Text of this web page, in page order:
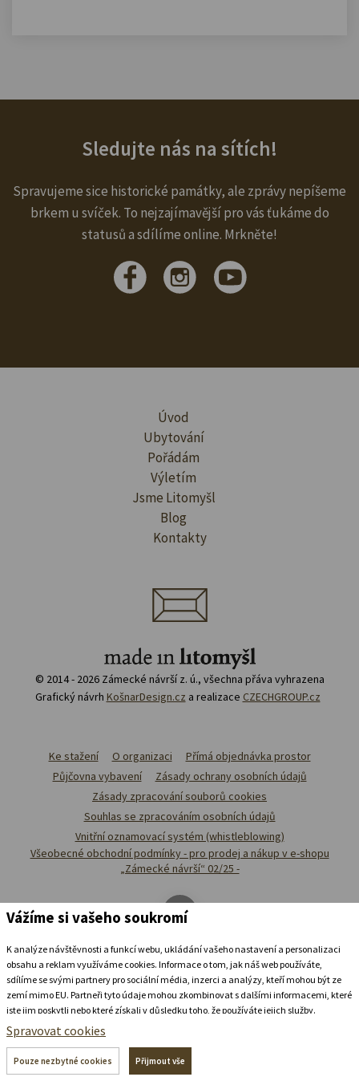
Ubytovat se v
+420 739 337 992
Sledujte nás na sítích!
Spravujeme sice historické památky, ale zprávy nepíšeme
brkem u svíček. To nejzajímavější pro vás ťukáme do
statusů a sdílíme online. Mrkněte!
Úvod
Ubytování
Pořádám
Výletím
Jsme Litomyšl
Blog
Kontakty
© 2014 - 2026 Zámecké návrší z. ú., všechna přáva vyhrazena
Grafický návrh KošnarDesign.cz a realizace CZECHGROUP.cz
Ke stažení O organizaci
Přímá objednávka prostor
Půjčovna vybavení
Zásady ochrany osobních údajů
Zásady zpracování souborů cookies
Souhlas se zpracováním osobních údajů
Vnitřní oznamovací systém (whistleblowing)
Všeobecné obchodní podmínky - pro prodej a nákup v e-shopu
„Zámecké návrší“ 02/25 -
Vážíme si vašeho soukromí
K analýze návštěvnosti a funkcí webu, ukládání vašeho nastavení a personalizaci
obsahu a reklam využíváme cookies. Informace o tom, jak náš web používáte,
sdílíme se svými partnery pro sociální média, inzerci a analýzy, kteří mohou být ze
zemí mimo EU. Partneři tyto údaje mohou zkombinovat s dalšími informacemi, které
jste jim poskytli nebo které získali v důsledku toho, že používáte jejich služby.
Podrobné informace
Spravovat cookies
Pouze nezbytné cookies Přijmout vše